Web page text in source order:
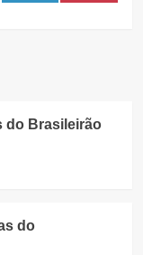
do Brasileirão
do